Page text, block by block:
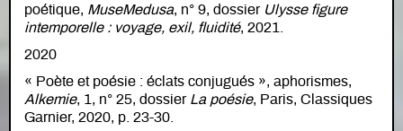
poétique, MuseMedusa, n° 9, dossier Ulysse figure
intemporelle : voyage, exil, fluidité, 2021.
2020
« Poète et poésie : éclats conjugués », aphorismes,
Alkemie, 1, n° 25, dossier La poésie, Paris, Classiques
Garnier, 2020, p. 23-30.